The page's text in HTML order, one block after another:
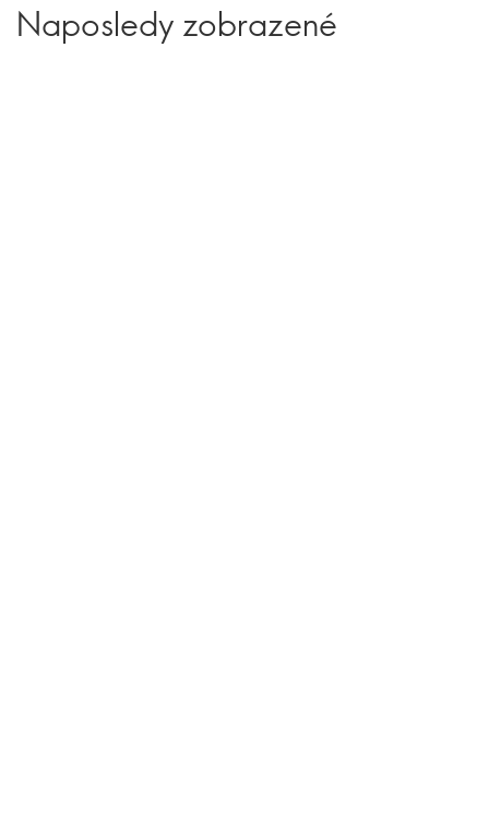
Naposledy zobrazené